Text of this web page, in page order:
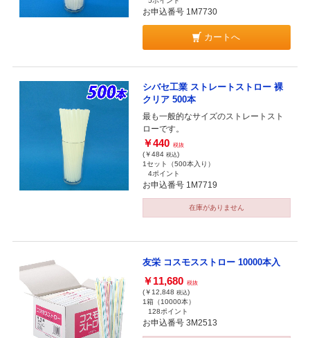
お申込番号 1M7730
カートへ
シバセ工業 ストレートストロー 裸
クリア 500本
最も一般的なサイズのストレートスト
ローです。
￥440 税抜
(￥484 税込)
1セット（500本入り）
4ポイント
お申込番号 1M7719
在庫がありません
友栄 コスモスストロー 10000本入
￥11,680 税抜
(￥12,848 税込)
1箱（10000本）
128ポイント
お申込番号 3M2513